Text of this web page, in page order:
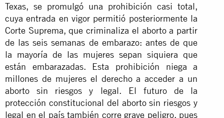
Texas, se promulgó una prohibición casi total,
cuya entrada en vigor permitió posteriormente la
Corte Suprema, que criminaliza el aborto a partir
de las seis semanas de embarazo: antes de que
la mayoría de las mujeres sepan siquiera que
están embarazadas. Esta prohibición niega a
millones de mujeres el derecho a acceder a un
aborto sin riesgos y legal. El futuro de la
protección constitucional del aborto sin riesgos y
legal en el país también corre grave peligro, pues